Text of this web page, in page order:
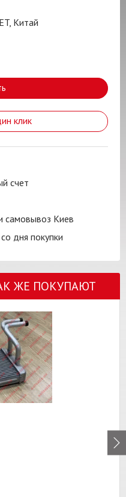
Китай
клик
счет
самовывоз Киев
дня покупки
ЖЕ ПОКУПАЮТ